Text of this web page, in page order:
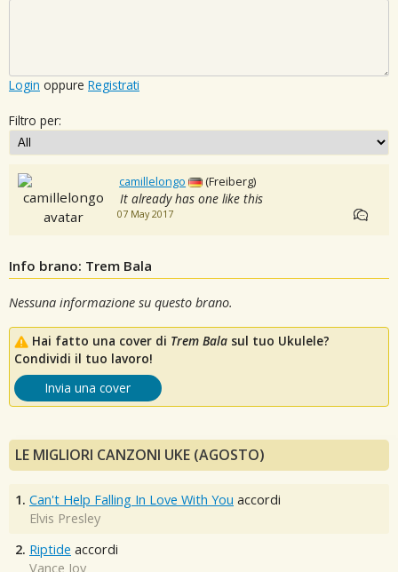
Login oppure Registrati
Filtro per:
camillelongo (Freiberg)
It already has one like this
07 May 2017
Info brano: Trem Bala
Nessuna informazione su questo brano.
Hai fatto una cover di Trem Bala sul tuo Ukulele?
Condividi il tuo lavoro!
Invia una cover
LE MIGLIORI CANZONI UKE (AGOSTO)
1. Can't Help Falling In Love With You accordi
Elvis Presley
2. Riptide accordi
Vance Joy